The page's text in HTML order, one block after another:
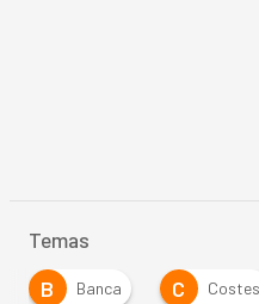
Temas
B
Banca C Costes